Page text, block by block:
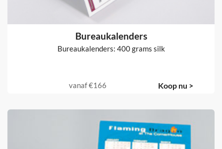
Bureaukalenders
Bureaukalenders: 400 grams silk
vanaf€166 Koop nu >